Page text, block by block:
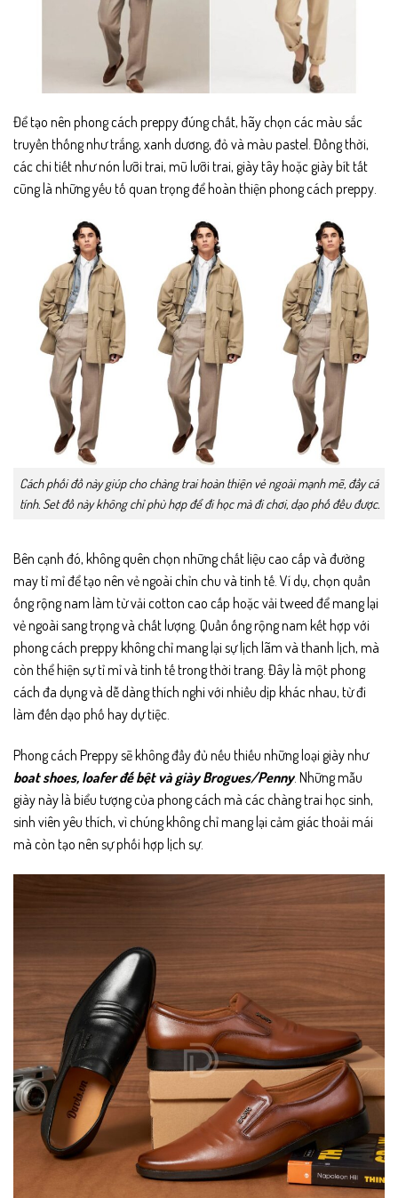
Để tạo nên phong cách preppy đúng chất, hãy chọn các màu sắc
truyền thống như trắng, xanh dương, đỏ và màu pastel. Đồng thời,
các chi tiết như nón lưỡi trai, mũ lưỡi trai, giày tây hoặc giày bít tất
cũng là những yếu tố quan trọng để hoàn thiện phong cách preppy.
Cách phối đồ này giúp cho chàng trai hoàn thiện vẻ ngoài mạnh mẽ, đầy cá
tính. Set đồ này không chỉ phù hợp để đi học mà đi chơi, dạo phố đều được.
Bên cạnh đó, không quên chọn những chất liệu cao cấp và đường
may tỉ mỉ để tạo nên vẻ ngoài chỉn chu và tinh tế. Ví dụ, chọn quần
ống rộng nam làm từ vải cotton cao cấp hoặc vải tweed để mang lại
vẻ ngoài sang trọng và chất lượng. Quần ống rộng nam kết hợp với
phong cách preppy không chỉ mang lại sự lịch lãm và thanh lịch, mà
còn thể hiện sự tỉ mỉ và tinh tế trong thời trang. Đây là một phong
cách đa dụng và dễ dàng thích nghi với nhiều dịp khác nhau, từ đi
làm đến dạo phố hay dự tiệc.
Phong cách Preppy sẽ không đầy đủ nếu thiếu những loại giày như
boat shoes, loafer đế bệt và giày Brogues/Penny. Những mẫu
giày này là biểu tượng của phong cách mà các chàng trai học sinh,
sinh viên yêu thích, vì chúng không chỉ mang lại cảm giác thoải mái
mà còn tạo nên sự phối hợp lịch sự.